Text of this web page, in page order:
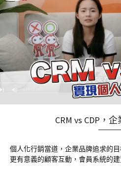
CRM vs CDP，
個人化行銷當道，企業品牌追求的
更有意義的顧客互動，會員系統的